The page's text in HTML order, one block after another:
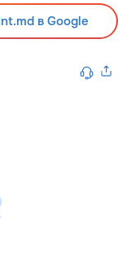
в Google